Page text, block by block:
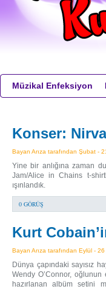
Müzikal Enfeksiyon
Konser:
Bayan Arıza tarafından Şubat -
Yine bir anlığına zaman
Jam/Alice in Chains t-
ışınlandık.
0 GÖRÜŞ
Kurt
Bayan Arıza tarafından Eylül - 26
Dünya çapındaki sayısız
Wendy O’Connor, oğlunun
hazırlanan albüm setini